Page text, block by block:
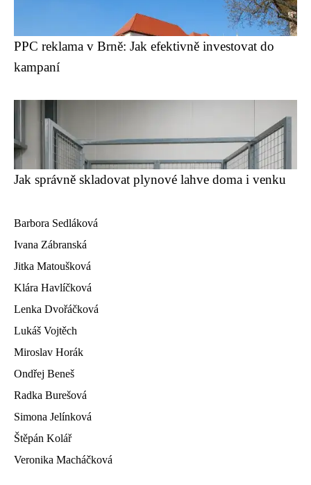
PPC reklama v Brně: Jak efektivně investovat do
kampaní
Jak správně skladovat plynové lahve doma i venku
Barbora Sedláková
Ivana Zábranská
Jitka Matoušková
Klára Havlíčková
Lenka Dvořáčková
Lukáš Vojtěch
Miroslav Horák
Ondřej Beneš
Radka Burešová
Simona Jelínková
Štěpán Kolář
Veronika Macháčková